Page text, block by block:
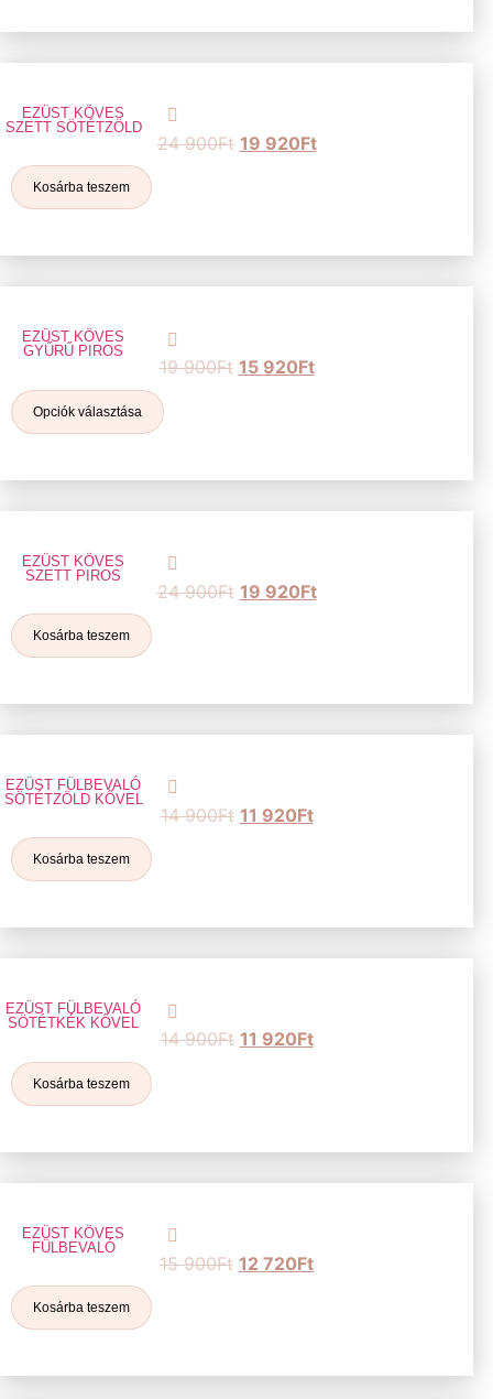
EZÜST KÖVES
SZETT SÖTÉTZÖLD
24 900Ft 19 920Ft
Kosárba teszem
EZÜST KÖVES
GYŰRŰ PIROS
19 900Ft 15 920Ft
Opciók választása
EZÜST KÖVES
SZETT PIROS
24 900Ft 19 920Ft
Kosárba teszem
EZÜST FÜLBEVALÓ
SÖTÉTZÖLD KŐVEL
14 900Ft 11 920Ft
Kosárba teszem
EZÜST FÜLBEVALÓ
SÖTÉTKÉK KŐVEL
14 900Ft 11 920Ft
Kosárba teszem
EZÜST KÖVES
FÜLBEVALÓ
15 900Ft 12 720Ft
Kosárba teszem